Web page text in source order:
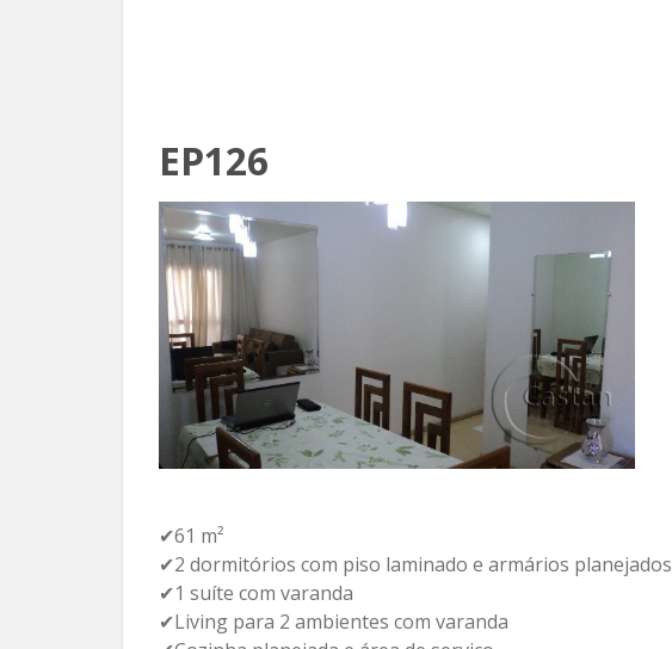
EP126
✔61 m²
✔2 dormitórios com piso laminado e armários planejados
✔1 suíte com varanda
✔Living para 2 ambientes com varanda